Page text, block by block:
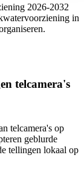
2026-2032
in
telcamera's
telcamera's op
geblurde
tellingen lokaal op